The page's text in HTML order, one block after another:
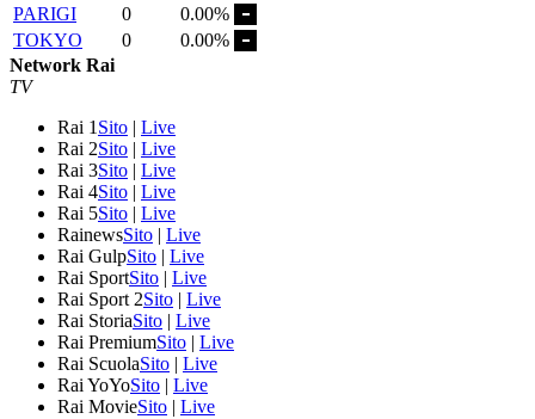
PARIGI
0
0.00%
TOKYO
0
0.00%
Network Rai
TV
Rai 1 Sito | Live
Rai 2Sito | Live
Rai 3Sito | Live
Rai 4Sito | Live
Rai 5Sito | Live
RainewsSito | Live
Rai GulpSito | Live
Rai SportSito | Live
Rai Sport 2Sito | Live
Rai StoriaSito | Live
Rai PremiumSito | Live
Rai ScuolaSito | Live
Rai YoYoSito | Live
Rai MovieSito | Live